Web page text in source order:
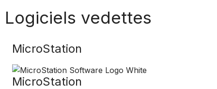
Logiciels vedettes
MicroStation
MicroStation